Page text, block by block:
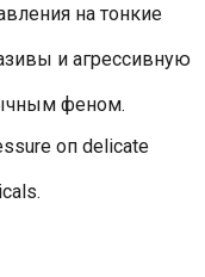
на тонкие
и агрессивную
феном.
оп delicate